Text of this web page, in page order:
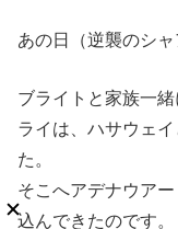
あの日（逆襲のシャ
ブライトと家族一
ライは、ハサウェ
た。
そこへアデナウア
込んできたのです。